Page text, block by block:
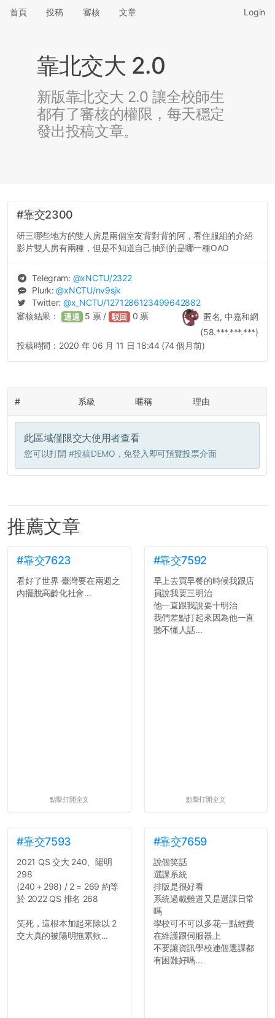
首頁 投稿 審核 文章 Login
靠北交大 2.0
新版靠北交大 2.0 讓全校師生
都有了審核的權限，每天穩定
發出投稿文章。
#靠交2300
研三哪些地方的雙人房是兩個室友背對背的阿，看住服組的介紹
影片雙人房有兩種，但是不知道自己抽到的是哪一種OAO
Telegram: @xNCTU/2322
Plurk:@xNCTU/nv9sjk
Twitter: @x_NCTU/1271286123499642882
匿名, 中嘉和網
(58.***.***.***)
審核結果： 通過 5 票 / 駁回 0 票
投稿時間： 2020 年 06 月 11 日 18:44 (74 個月前)
# 系級 暱稱 理由
此區域僅限交大使用者查看
您可以打開 #投稿DEMO ，免登入即可預覽投票介面
推薦文章
#靠交7623
看好了世界 臺灣要在兩週之
內擺脫高齡化社會...
點擊打開全文
#靠交7592
早上去買早餐的時候我跟店
員說我要三明治
他一直跟我說要十明治
我們差點打起來因為他一直
聽不懂人話...
點擊打開全文
#靠交7593
2021 QS 交大 240、陽明
298
(240＋298) / 2 = 269 約等
於 2022 QS 排名 268
笑死，這根本加起來除以 2
交大真的被陽明拖累欸...
#靠交7659
說個笑話
選課系統
排版是很好看
系統過載難道又是選課日常
嗎
學校可不可以多花一點經費
在維護跟伺服器上
不要讓資訊學校連個選課都
有困難好嗎...